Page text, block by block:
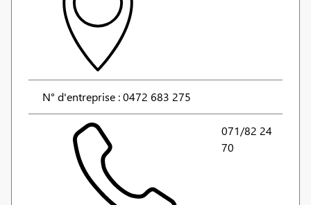
N° d'entreprise : 0472 683 275
071/82 24
70